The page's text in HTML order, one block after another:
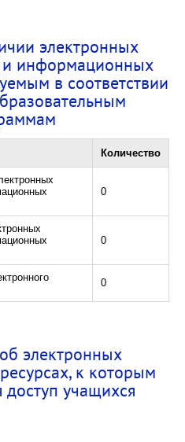
электронных
и информационных
в соответствии
Количество
0
0
0
электронных
к которым
доступ учащихся